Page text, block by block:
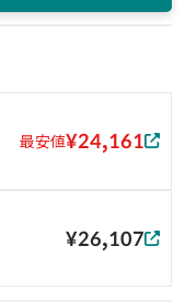
最安値¥24,161
¥26,107